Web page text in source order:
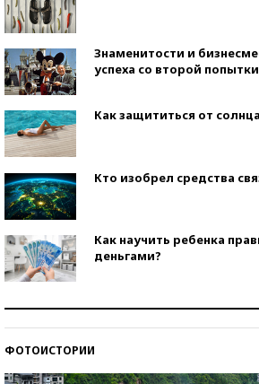
Знаменитости и
успеха со второй попытки
Как защититься от
Кто изобрел средства
Как научить ребенка
деньгами?
ФОТОИСТОРИИ